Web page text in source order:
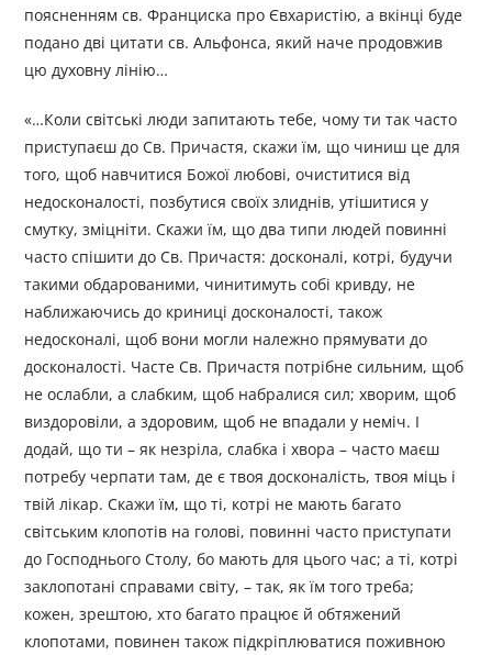
поясненням св. Франциска про Євхаристію, а вкінці буде
подано дві цитати св. Альфонса, який наче продовжив
цю духовну лінію…
«…Коли світські люди запитають тебе, чому ти так часто
приступаєш до Св. Причастя, скажи їм, що чиниш це для
того, щоб навчитися Божої любові, очиститися від
недосконалості, позбутися своїх злиднів, утішитися у
смутку, зміцніти. Скажи їм, що два типи людей повинні
часто спішити до Св. Причастя: досконалі, котрі, будучи
такими обдарованими, чинитимуть собі кривду, не
наближаючись до криниці досконалості, також
недосконалі, щоб вони могли належно прямувати до
досконалості. Часте Св. Причастя потрібне сильним, щоб
не ослабли, а слабким, щоб набралися сил; хворим, щоб
виздоровіли, а здоровим, щоб не впадали у неміч. І
додай, що ти – як незріла, слабка і хвора – часто маєш
потребу черпати там, де є твоя досконалість, твоя міць і
твій лікар. Скажи їм, що ті, котрі не мають багато
світським клопотів на голові, повинні часто приступати
до Господнього Столу, бо мають для цього час; а ті, котрі
заклопотані справами світу, – так, як їм того треба;
кожен, зрештою, хто багато працює й обтяжений
клопотами, повинен також підкріплюватися поживною